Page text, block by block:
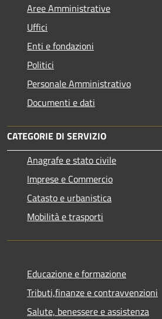
Aree Amministrative
Uffici
Enti e fondazioni
Politici
Personale Amministrativo
Documenti e dati
CATEGORIE DI SERVIZIO
Anagrafe e stato civile
Imprese e Commercio
Catasto e urbanistica
Mobilità e trasporti
Educazione e formazione
Tributi,finanze e contravvenzioni
Salute, benessere e assistenza